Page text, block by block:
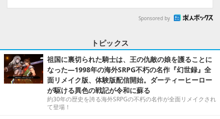
Sponsored by
トピックス
祖国に裏切られた騎士は、王の仇敵の娘を護ることに
なった―1998年の海外SRPG不朽の名作『幻世録』全
面リメイク版、体験版配信開始。ダーティーヒーロー
が駆ける異色の戦記が令和に蘇る
約30年の歴史を誇る海外SRPGの不朽の名作が全面リメイクされ
て登場！